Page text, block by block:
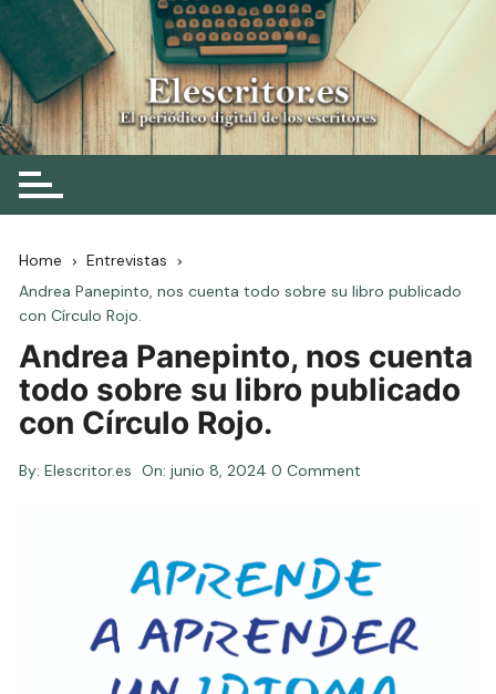
Skip
to
content
Elescritor.es
El periódico digital de los escritores
Home
Entrevistas
Andrea Panepinto, nos cuenta todo sobre su libro publicado
con Círculo Rojo.
Andrea Panepinto, nos cuenta
todo sobre su libro publicado
con Círculo Rojo.
By: Elescritor.es On:junio 8, 2024 0 Comment